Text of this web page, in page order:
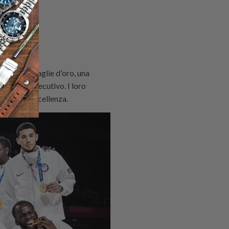
16 medaglie d'oro, una
consecutivo. I loro
per l'eccellenza.